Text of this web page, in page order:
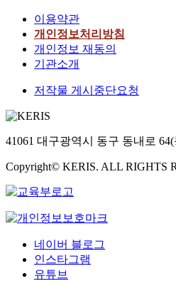
이용약관
개인정보처리방침
개인정보 재동의
기관소개
저작물 게시중단요청
41061 대구광역시 동구 동내로
Copyright© KERIS. ALL RIGHTS
네이버 블로그
인스타그램
유튜브